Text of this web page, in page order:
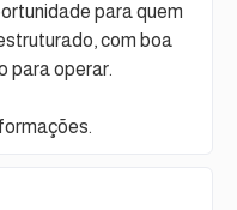
para quem
com boa
para operar.